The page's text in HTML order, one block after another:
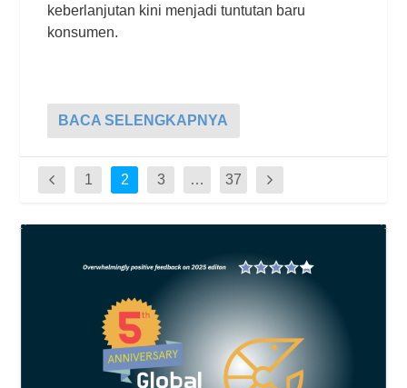
keberlanjutan kini menjadi tuntutan baru
konsumen.
BACA SELENGKAPNYA
1 2 3 … 37